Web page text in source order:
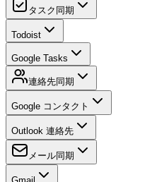
タスク同期
Todoist
Google Tasks
連絡先同期
Google コンタクト
Outlook 連絡先
メール同期